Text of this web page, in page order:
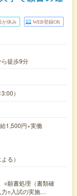
が休み WEB登録OK
徒歩9分
）
1,500円×実働
る）
○願書処理（書類確
力○入試の実施…